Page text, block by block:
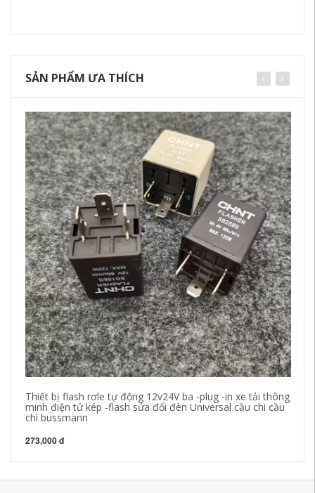
SẢN PHẨM ƯA THÍCH
Thiết bị flash rơle tự động 12v24V ba -plug -in xe tải thông
minh điện tử kép -flash sửa đổi đèn Universal cầu chi cầu
chì bussmann
273,000 đ